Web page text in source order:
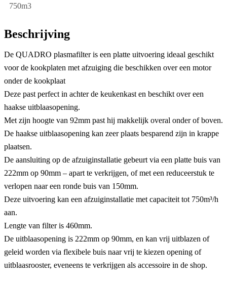
750m3
Beschrijving
De QUADRO plasmafilter is een platte uitvoering ideaal geschikt
voor de kookplaten met afzuiging die beschikken over een motor
onder de kookplaat
Deze past perfect in achter de keukenkast en beschikt over een
haakse uitblaasopening.
Met zijn hoogte van 92mm past hij makkelijk overal onder of boven.
De haakse uitblaasopening kan zeer plaats besparend zijn in krappe
plaatsen.
De aansluiting op de afzuiginstallatie gebeurt via een platte buis van
222mm op 90mm – apart te verkrijgen, of met een reduceerstuk te
verlopen naar een ronde buis van 150mm.
Deze uitvoering kan een afzuiginstallatie met capaciteit tot 750m³/h
aan.
Lengte van filter is 460mm.
De uitblaasopening is 222mm op 90mm, en kan vrij uitblazen of
geleid worden via flexibele buis naar vrij te kiezen opening of
uitblaasrooster, eveneens te verkrijgen als accessoire in de shop.